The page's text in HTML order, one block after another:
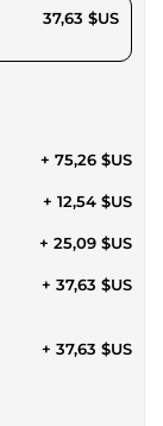
37,63 $US
+ 75,26 $US
+ 12,54 $US
+ 25,09 $US
+ 37,63 $US
+ 37,63 $US